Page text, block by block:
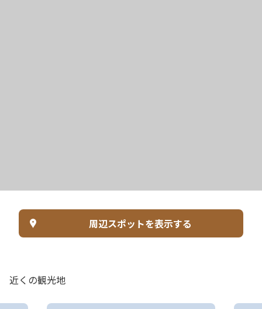
周辺スポットを表示する
近くの観光地